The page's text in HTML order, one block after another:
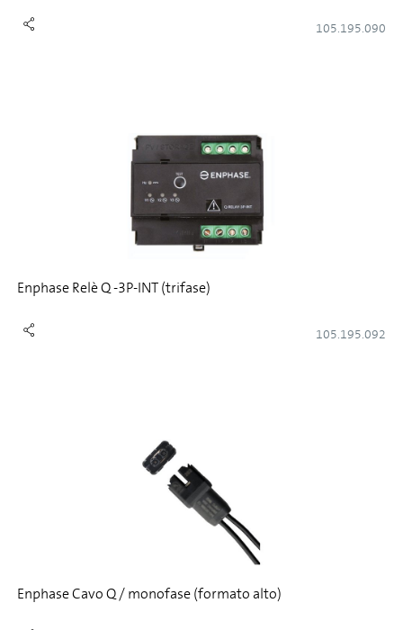
105.195.090
Enphase Relè Q -3P-INT (trifase)
105.195.092
Enphase Cavo Q / monofase (formato alto)